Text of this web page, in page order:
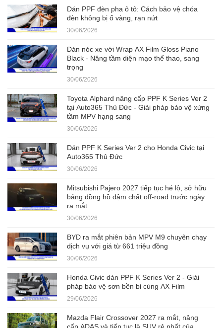
Dán PPF đèn pha ô tô: Cách bảo vệ chóa
đèn không bị ố vàng, rạn nứt
30/06/2026
Dán nóc xe với Wrap AX Film Gloss Piano
Black - Nâng tầm diện mạo thể thao, sang
trọng
30/06/2026
Toyota Alphard nâng cấp PPF K Series Ver 2
tại Auto365 Thủ Đức - Giải pháp bảo vệ xứng
tầm MPV hạng sang
30/06/2026
Dán PPF K Series Ver 2 cho Honda Civic tại
Auto365 Thủ Đức
30/06/2026
Mitsubishi Pajero 2027 tiếp tục hé lộ, sở hữu
bảng đồng hồ đậm chất off-road trước ngày
ra mắt
30/06/2026
BYD ra mắt phiên bản MPV M9 chuyên chạy
dịch vụ với giá từ 661 triệu đồng
30/06/2026
Honda Civic dán PPF K Series Ver 2 - Giải
pháp bảo vệ sơn bền bỉ cùng AX Film
29/06/2026
Mazda Flair Crossover 2027 ra mắt, nâng
cấp ADAS và tiếp tục là SUV rẻ nhất của